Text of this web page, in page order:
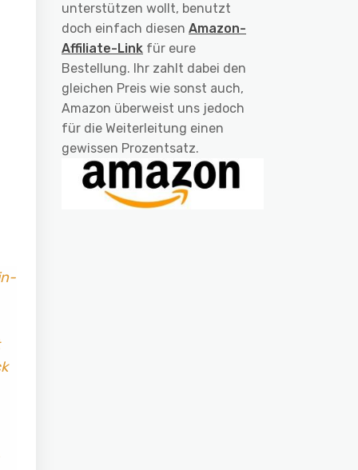
unterstützen wollt, benutzt
doch einfach diesen Amazon-
Affiliate-Link für eure
Bestellung. Ihr zahlt dabei den
gleichen Preis wie sonst auch,
Amazon überweist uns jedoch
für die Weiterleitung einen
gewissen Prozentsatz.